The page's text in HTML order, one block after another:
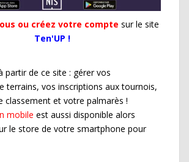
ou créez votre compte sur le site
Ten'UP !
partir de ce site : gérer vos
terrains, vos inscriptions aux tournois,
classement et votre palmarès !
mobile est aussi disponible alors
le store de votre smartphone pour